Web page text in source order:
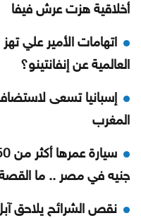
أخلاقية هزت عرش فيفا
اتهامات الأمير علي
العالمية عن إنفانتينو؟
المغرب
جنيه في مصر .. ما
نقص الشرائح يلاحق